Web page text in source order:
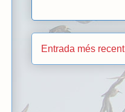
Entrada més recent